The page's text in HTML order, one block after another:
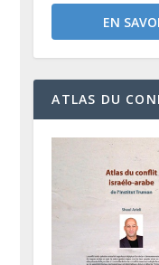
EN
ATLAS DU